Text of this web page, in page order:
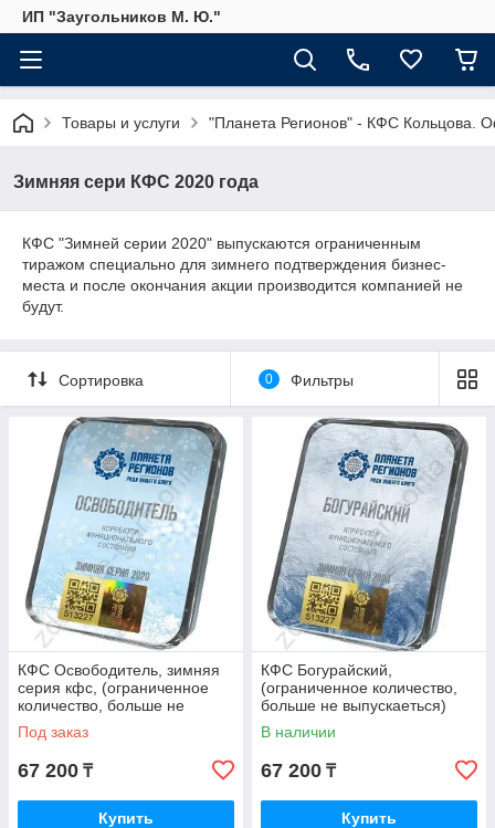
ИП "Заугольников М. Ю."
Товары и услуги "Планета Регионов" - КФС Кольцова.
Зимняя сери КФС 2020 года
КФС "Зимней серии 2020" выпускаются ограниченным
тиражом специально для зимнего подтверждения бизнес-
места и после окончания акции производится компанией не
будут.
Сортировка 0 Фильтры
КФС Освободитель, зимняя
серия кфс, (ограниченное
количество, больше не
выпускаеться)
Под заказ
67 200 ₸
Купить
КФС Богурайский,
(ограниченное количество,
больше не выпускаеться)
В наличии
67 200 ₸
Купить